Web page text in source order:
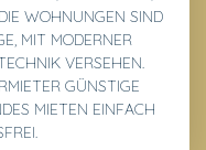
WOHNUNGEN SIND
MIT MODERNER
VERSEHEN.
GÜNSTIGE
MIETEN EINFACH